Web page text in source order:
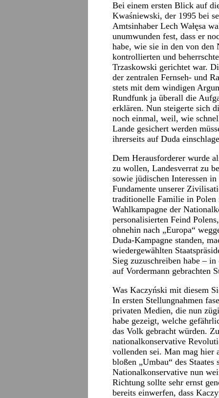
Bei einem ersten Blick auf
Kwaśniewski, der 1995 bei
Amtsinhaber Lech Wałęsa
unumwunden fest, dass er
habe, wie sie in den von
kontrollierten und
Trzaskowski gerichtet war.
der zentralen Fernseh- und
stets mit dem windigen
Rundfunk ja überall die
erklären. Nun steigerte sich
noch einmal, weil, wie
Lande gesichert werden
ihrerseits auf Duda
Dem Herausforderer wurde
zu wollen, Landesverrat zu
sowie jüdischen Interessen
Fundamente unserer
traditionelle Familie in Polen
Wahlkampagne der
personalisierten Feind
ohnehin nach „Europa“
Duda-Kampagne standen,
wiedergewählten
Sieg zuzuschreiben habe –
auf Vordermann gebrachten
Was Kaczyński mit diesem
In ersten Stellungnahmen
privaten Medien, die nun
habe gezeigt, welche
das Volk gebracht würden.
nationalkonservative
vollenden sei. Man mag hier
bloßen „Umbau“ des
Nationalkonservative nun
Richtung sollte sehr ernst
bereits einwerfen, dass